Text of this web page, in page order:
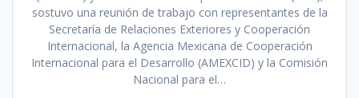
sostuvo una reunión de trabajo con representantes de la
Secretaría de Relaciones Exteriores y Cooperación
Internacional, la Agencia Mexicana de Cooperación
Internacional para el Desarrollo (AMEXCID) y la Comisión
Nacional para el…